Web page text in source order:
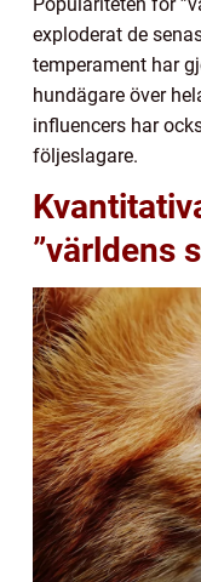
exploderat de
temperament har
hundägare över
influencers har
följeslagare.
”världens